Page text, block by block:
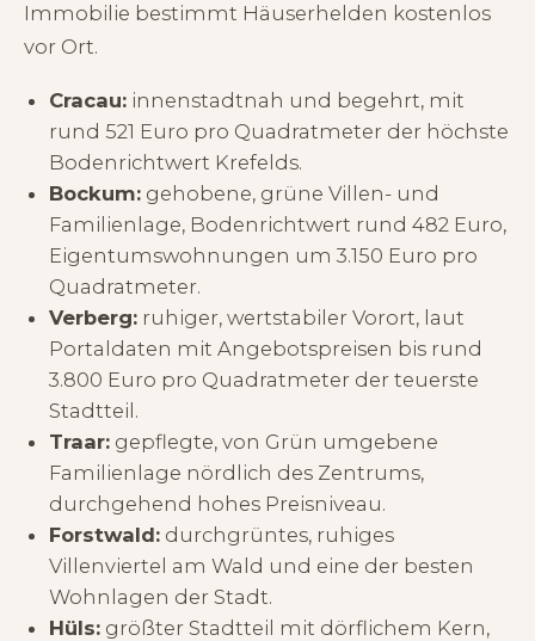
Immobilie bestimmt Häuserhelden kostenlos
vor Ort.
Cracau:innenstadtnah und begehrt, mit
rund 521 Euro pro Quadratmeter der höchste
Bodenrichtwert Krefelds.
Bockum:gehobene, grüne Villen- und
Familienlage, Bodenrichtwert rund 482 Euro,
Eigentumswohnungen um 3.150 Euro pro
Quadratmeter.
Verberg:ruhiger, wertstabiler Vorort, laut
Portaldaten mit Angebotspreisen bis rund
3.800 Euro pro Quadratmeter der teuerste
Stadtteil.
Traar:gepflegte, von Grün umgebene
Familienlage nördlich des Zentrums,
durchgehend hohes Preisniveau.
Forstwald:durchgrüntes, ruhiges
Villenviertel am Wald und eine der besten
Wohnlagen der Stadt.
Hüls:größter Stadtteil mit dörflichem Kern,